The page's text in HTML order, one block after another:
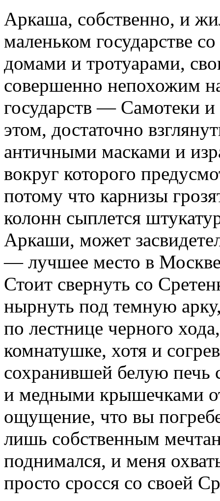
Аркаша, собственно, и
маленьком государстве
домами и тротуарами,
совершенно непохожим
государств — Самотеки
этом, достаточно
античными масками и
вокруг которого
потому что карнизы
колонн сыплется
Аркаши, может
— лучшее место в
Стоит свернуть со
нырнуть под темную
по лестнице черного
комнатушке, хотя и
сохранившей белую печь
и медными крышечками
ощущение, что вы
лишь собственным
поднимался, и меня
просто сросся со своей